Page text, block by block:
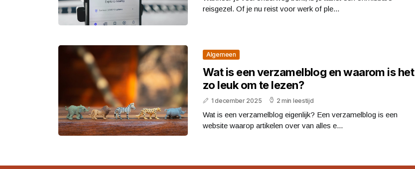
reisgezel. Of je nu reist voor werk of ple...
Algemeen
Wat is een verzamelblog en waarom is het
zo leuk om te lezen?
1 december 2025 2 min leestijd
Wat is een verzamelblog eigenlijk? Een verzamelblog is een
website waarop artikelen over van alles e...